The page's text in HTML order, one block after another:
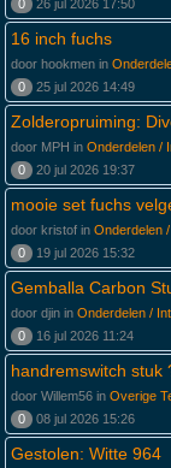
0
26 jul 2026 17:50
16 inch fuchs
door hookmen in
0
25 jul 2026 14:49
Zolderopruiming:
door MPH in Onderdelen /
0
20 jul 2026 19:37
mooie set fuchs
door kristof in Onderdelen
0
19 jul 2026 15:32
Gemballa Carbon
door djin in Onderdelen /
0
16 jul 2026 11:24
handremswitch stuk
door Willem56 in Overige
0
08 jul 2026 15:26
Gestolen: Witte 964